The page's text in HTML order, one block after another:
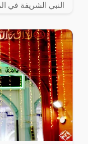
النبي الشريفة في